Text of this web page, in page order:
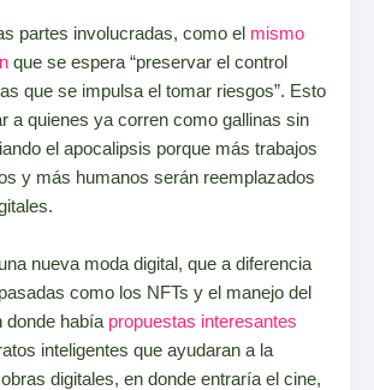
partes involucradas, como el mismo
que se espera “preservar el control
que se impulsa el tomar riesgos”. Esto
a quienes ya corren como gallinas sin
el apocalipsis porque más trabajos
y más humanos serán reemplazados
nueva moda digital, que a diferencia
como los NFTs y el manejo del
donde había propuestas interesantes
inteligentes que ayudaran a la
digitales, en donde entraría el cine,